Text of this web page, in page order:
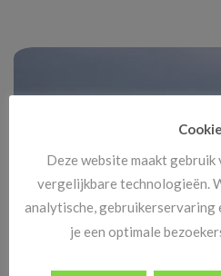
Deze website maakt gebruik
vergelijkbare technologieën.
analytische, gebruikerservaring
je een optimale